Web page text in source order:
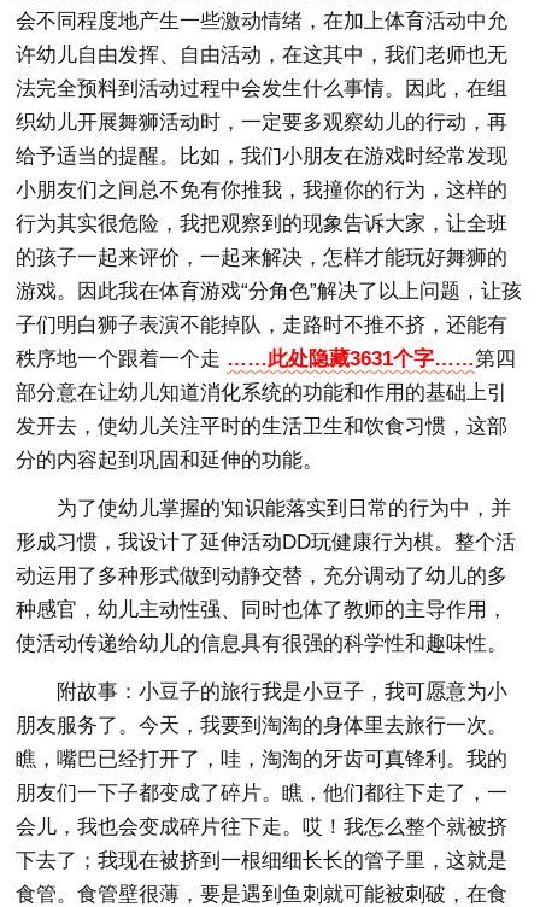
会不同程度地产生一些激动情绪，在加上体育活动中允
许幼儿自由发挥、自由活动，在这其中，我们老师也无
法完全预料到活动过程中会发生什么事情。因此，在组
织幼儿开展舞狮活动时，一定要多观察幼儿的行动，再
给予适当的提醒。比如，我们小朋友在游戏时经常发现
小朋友们之间总不免有你推我，我撞你的行为，这样的
行为其实很危险，我把观察到的现象告诉大家，让全班
的孩子一起来评价，一起来解决，怎样才能玩好舞狮的
游戏。因此我在体育游戏“分角色”解决了以上问题，让孩
子们明白狮子表演不能掉队，走路时不推不挤，还能有
秩序地一个跟着一个走 ……此处隐藏3631个字……第四
部分意在让幼儿知道消化系统的功能和作用的基础上引
发开去，使幼儿关注平时的生活卫生和饮食习惯，这部
分的内容起到巩固和延伸的功能。
为了使幼儿掌握的'知识能落实到日常的行为中，并
形成习惯，我设计了延伸活动DD玩健康行为棋。整个活
动运用了多种形式做到动静交替，充分调动了幼儿的多
种感官，幼儿主动性强、同时也体了教师的主导作用，
使活动传递给幼儿的信息具有很强的科学性和趣味性。
附故事：小豆子的旅行我是小豆子，我可愿意为小
朋友服务了。今天，我要到淘淘的身体里去旅行一次。
瞧，嘴巴已经打开了，哇，淘淘的牙齿可真锋利。我的
朋友们一下子都变成了碎片。瞧，他们都往下走了，一
会儿，我也会变成碎片往下走。哎！我怎么整个就被挤
下去了；我现在被挤到一根细细长长的管子里，这就是
食管。食管壁很薄，要是遇到鱼刺就可能被刺破，在食